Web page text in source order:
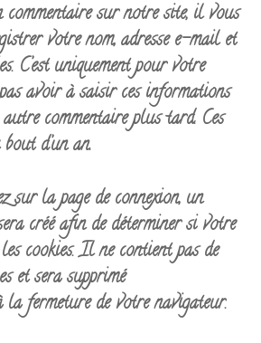
commentaire sur notre site, il vous
votre nom, adresse e-mail et
C’est uniquement pour votre
avoir à saisir ces informations
commentaire plus tard. Ces
d’un an.
sur la page de connexion, un
créé afin de déterminer si votre
cookies. Il ne contient pas de
et sera supprimé
la fermeture de votre navigateur.